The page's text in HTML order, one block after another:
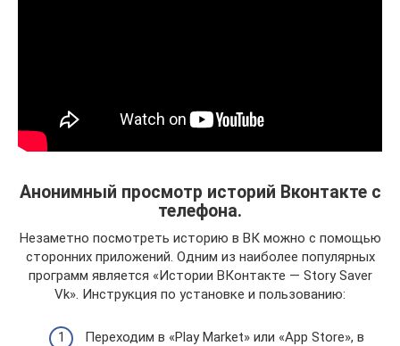
Анонимный просмотр историй Вконтакте с
телефона.
Незаметно посмотреть историю в ВК можно с помощью
сторонних приложений. Одним из наиболее популярных
программ является «Истории ВКонтакте — Story Saver
Vk». Инструкция по установке и пользованию:
Переходим в «Play Market» или «App Store», в